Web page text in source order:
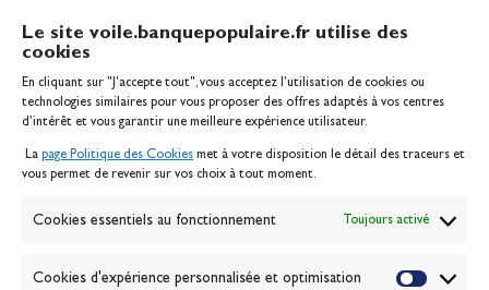
Le site voile.banquepopulaire.fr utilise des
cookies
En cliquant sur "J'accepte tout", vous acceptez l’utilisation de cookies ou
technologies similaires pour vous proposer des offres adaptés à vos centres
d’intérêt et vous garantir une meilleure expérience utilisateur.
La page Politique des Cookies met à votre disposition le détail des traceurs et
vous permet de revenir sur vos choix à tout moment.
Cookies essentiels au fonctionnement Toujours activé
Cookies d'expérience personnalisée et optimisation
Inscription serveur média
Contact
Politique des cookies
Banque de la voile
Passion Voile TV